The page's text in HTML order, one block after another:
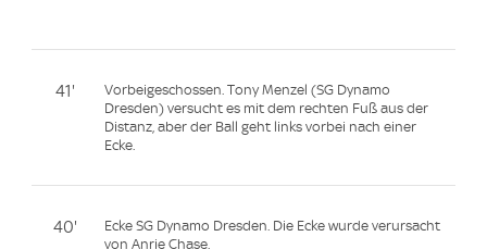
41'
Vorbeigeschossen. Tony Menzel (SG Dynamo
Dresden) versucht es mit dem rechten Fuß aus der
Distanz, aber der Ball geht links vorbei nach einer
Ecke.
40'
Ecke SG Dynamo Dresden. Die Ecke wurde verursacht
von Anrie Chase.